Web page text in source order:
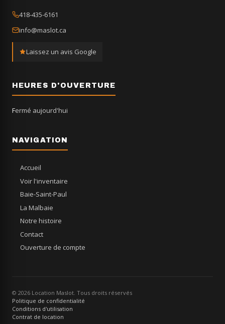
418-435-6161
info@maslot.ca
Laissez un avis Google
HEURES D'OUVERTURE
Fermé aujourd'hui
NAVIGATION
Accueil
Voir l'inventaire
Baie-Saint-Paul
La Malbaie
Notre histoire
Contact
Ouverture de compte
© 2026 Location Maslot. Tous droits réservés
Politique de confidentialité
Conditions d'utilisation
Contrat de location